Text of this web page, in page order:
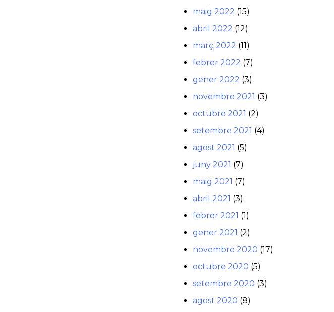
maig 2022 (15)
abril 2022 (12)
març 2022 (11)
febrer 2022 (7)
gener 2022 (3)
novembre 2021 (3)
octubre 2021 (2)
setembre 2021 (4)
agost 2021 (5)
juny 2021 (7)
maig 2021 (7)
abril 2021 (3)
febrer 2021 (1)
gener 2021 (2)
novembre 2020 (17)
octubre 2020 (5)
setembre 2020 (3)
agost 2020 (8)